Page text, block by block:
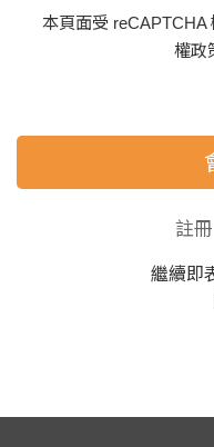
本頁面受 reCAPTCHA
權政
註冊
繼續即